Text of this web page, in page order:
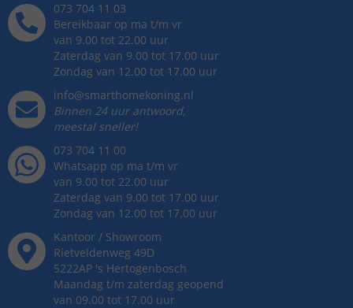
073 704 11 03
Bereikbaar op ma t/m vr
van 9.00 tot 22.00 uur
Zaterdag van 9.00 tot 17.00 uur
Zondag van 12.00 tot 17.00 uur
info@smarthomekoning.nl
Binnen 24 uur antwoord,
meestal sneller!
073 704 11 00
Whatsapp op ma t/m vr
van 9.00 tot 22.00 uur
Zaterdag van 9.00 tot 17.00 uur
Zondag van 12.00 tot 17.00 uur
Kantoor / Showroom
Rietveldenweg 49D
5222AP 's Hertogenbosch
Maandag t/m zaterdag geopend
van 09.00 tot 17.00 uur